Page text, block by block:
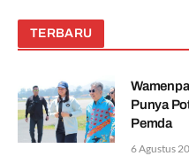
TERBARU
Punya
Pemda
6 Agustus